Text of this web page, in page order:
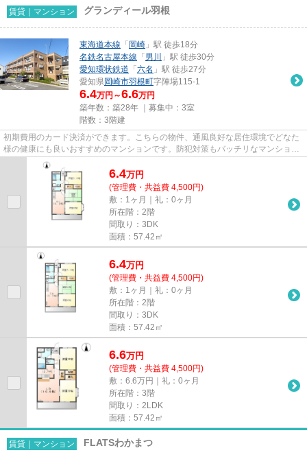
賃貸｜マンション グランディール羽根
東海道本線 「 岡崎 」駅 徒歩18分
名鉄名古屋本線 「 男川
」駅 徒歩30分
愛知環状鉄道 「 六名 」駅 徒歩27分
愛知県岡崎市羽根町字陣場115-1
6.4万円～6.6万円
築年数：築28年 ｜募集中： 3室
階数：3階建
初期費用のカード決済ができます。こちらの物件、通風良好な居住環境でどなた
様の健康にも良いおすすめのマンションです。防犯対策もバッチリなマンション
タイプの物件です。多くの方...
6.4万円
(管理費・共益費 4,500円)
敷：1ヶ月｜礼：0ヶ月
所在階：2階
間取り：3DK
面積：57.42㎡
6.4万円
(管理費・共益費 4,500円)
敷：1ヶ月｜礼：0ヶ月
所在階：2階
間取り：3DK
面積：57.42㎡
6.6万円
(管理費・共益費 4,500円)
敷：6.6万円｜礼：0ヶ月
所在階：3階
間取り：2LDK
面積：57.42㎡
賃貸｜マンション FLATSわかまつ